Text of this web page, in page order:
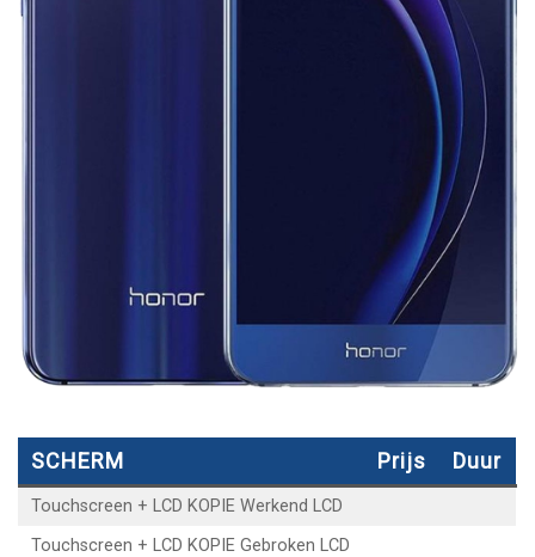
SCHERM Prijs Duur
Touchscreen + LCD KOPIE Werkend LCD
Touchscreen + LCD KOPIE Gebroken LCD